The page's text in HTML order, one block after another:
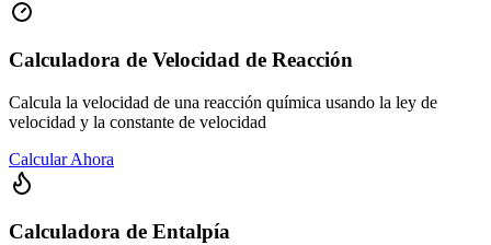
Calculadora de Velocidad de Reacción
Calcula la velocidad de una reacción química usando la ley de
velocidad y la constante de velocidad
Calcular Ahora
Calculadora de Entalpía